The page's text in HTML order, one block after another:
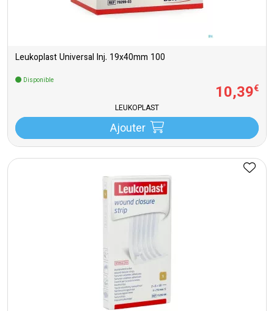
Leukoplast Universal Inj. 19x40mm 100
Disponible
10,39€
LEUKOPLAST
Ajouter